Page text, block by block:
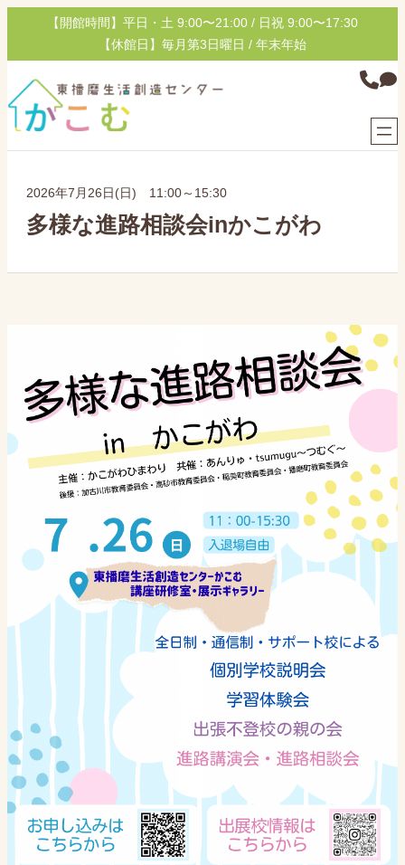
を
キ
ッ
プ
【開館時間】平日・土 9:00〜21:00 / 日祝 9:00〜17:30
【休館日】毎月第3日曜日 / 年末年始
グ
プ
2026年7月26日(日) 11:00～15:30
多様な進路相談会inかこがわ